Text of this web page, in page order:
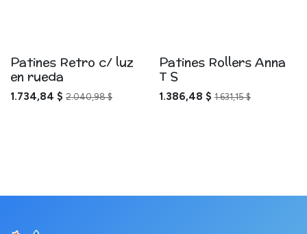
Patines Retro c/ luz
en rueda
1.734,84 $ 2.040,98$
Patines Rollers Anna
T S
1.386,48 $ 1.631,15$